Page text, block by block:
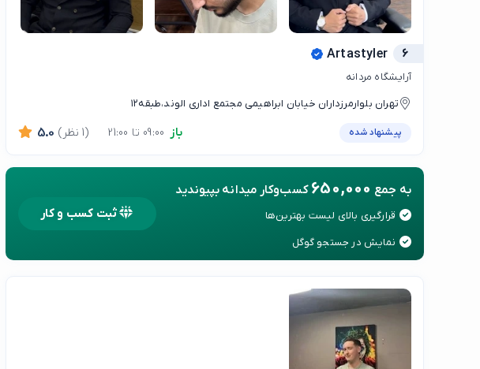
6
Artastyler
آرایشگاه مردانه
تهران بلوارمرزداران خیابان ابراهیمی مجتمع اداری الوند،طبقه۱۲
پیشنهاد شده باز 5.0 (1 نظر)
به جمع 650,000 کسب‌وکار میدانه بپیوندید
قرارگیری بالای لیست بهترین‌ها
نمایش در جستجو گوگل
ثبت کسب و کار